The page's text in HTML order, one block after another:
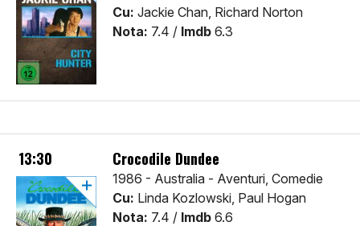
Cu: Jackie Chan, Richard Norton
Nota: 7.4 / Imdb 6.3
13:30 Crocodile Dundee
1986 - Australia - Aventuri, Comedie
Cu: Linda Kozlowski, Paul Hogan
Nota: 7.4 / Imdb 6.6